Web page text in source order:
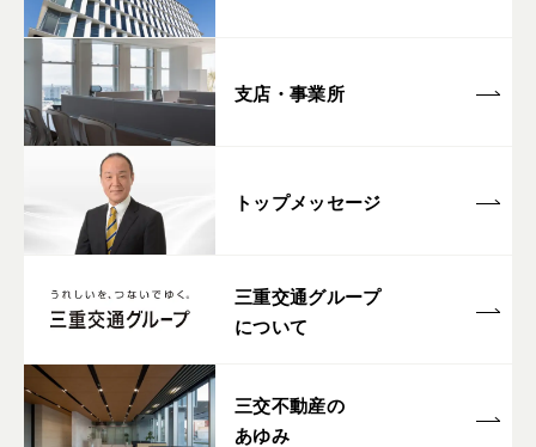
支店・事業所
トップメッセージ
三重交通グループ
について
三交不動産の
あゆみ